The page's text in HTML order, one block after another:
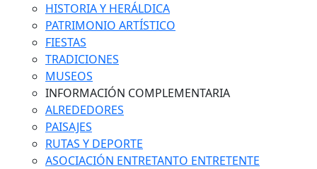
HISTORIA Y HERÁLDICA
PATRIMONIO ARTÍSTICO
FIESTAS
TRADICIONES
MUSEOS
INFORMACIÓN COMPLEMENTARIA
ALREDEDORES
PAISAJES
RUTAS Y DEPORTE
ASOCIACIÓN ENTRETANTO ENTRETENTE